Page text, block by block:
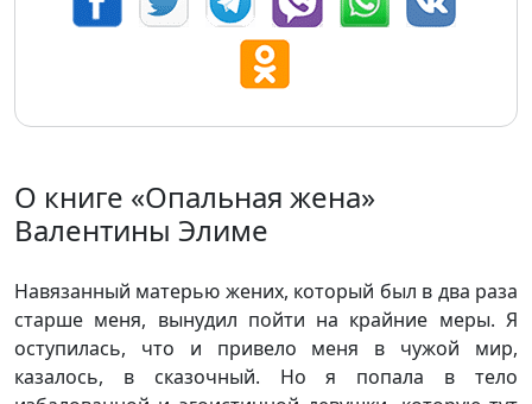
О книге «Опальная жена»
Валентины Элиме
Навязанный матерью жених, который был в два раза
старше меня, вынудил пойти на крайние меры. Я
оступилась, что и привело меня в чужой мир,
казалось, в сказочный. Но я попала в тело